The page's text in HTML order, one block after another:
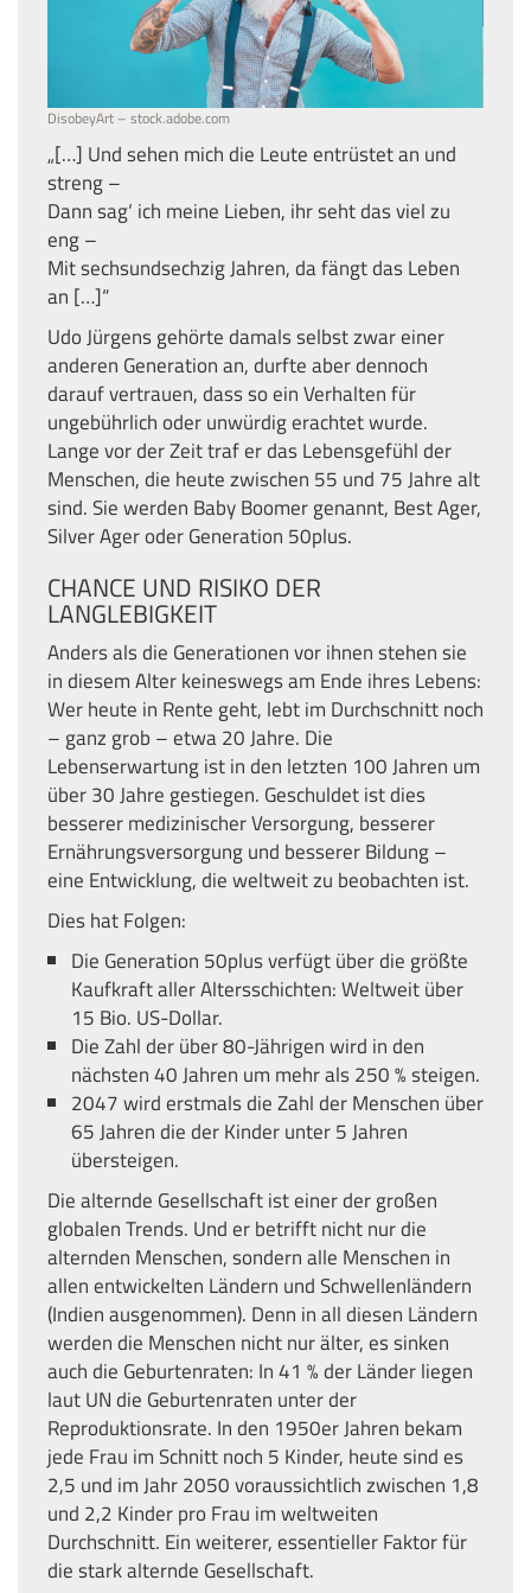
DisobeyArt – stock.adobe.com
„[…] Und sehen mich die Leute entrüstet an und
streng –
Dann sag‘ ich meine Lieben, ihr seht das viel zu
eng –
Mit sechsundsechzig Jahren, da fängt das Leben
an […]“
Udo Jürgens gehörte damals selbst zwar einer
anderen Generation an, durfte aber dennoch
darauf vertrauen, dass so ein Verhalten für
ungebührlich oder unwürdig erachtet wurde.
Lange vor der Zeit traf er das Lebensgefühl der
Menschen, die heute zwischen 55 und 75 Jahre alt
sind. Sie werden Baby Boomer genannt, Best Ager,
Silver Ager oder Generation 50plus.
CHANCE UND RISIKO DER
LANGLEBIGKEIT
Anders als die Generationen vor ihnen stehen sie
in diesem Alter keineswegs am Ende ihres Lebens:
Wer heute in Rente geht, lebt im Durchschnitt noch
– ganz grob – etwa 20 Jahre. Die
Lebenserwartung ist in den letzten 100 Jahren um
über 30 Jahre gestiegen. Geschuldet ist dies
besserer medizinischer Versorgung, besserer
Ernährungsversorgung und besserer Bildung –
eine Entwicklung, die weltweit zu beobachten ist.
Dies hat Folgen:
Die Generation 50plus verfügt über die größte
Kaufkraft aller Altersschichten: Weltweit über
15 Bio. US-Dollar.
Die Zahl der über 80-Jährigen wird in den
nächsten 40 Jahren um mehr als 250 % steigen.
2047 wird erstmals die Zahl der Menschen über
65 Jahren die der Kinder unter 5 Jahren
übersteigen.
Die alternde Gesellschaft ist einer der großen
globalen Trends. Und er betrifft nicht nur die
alternden Menschen, sondern alle Menschen in
allen entwickelten Ländern und Schwellenländern
(Indien ausgenommen). Denn in all diesen Ländern
werden die Menschen nicht nur älter, es sinken
auch die Geburtenraten: In 41 % der Länder liegen
laut UN die Geburtenraten unter der
Reproduktionsrate. In den 1950er Jahren bekam
jede Frau im Schnitt noch 5 Kinder, heute sind es
2,5 und im Jahr 2050 voraussichtlich zwischen 1,8
und 2,2 Kinder pro Frau im weltweiten
Durchschnitt. Ein weiterer, essentieller Faktor für
die stark alternde Gesellschaft.